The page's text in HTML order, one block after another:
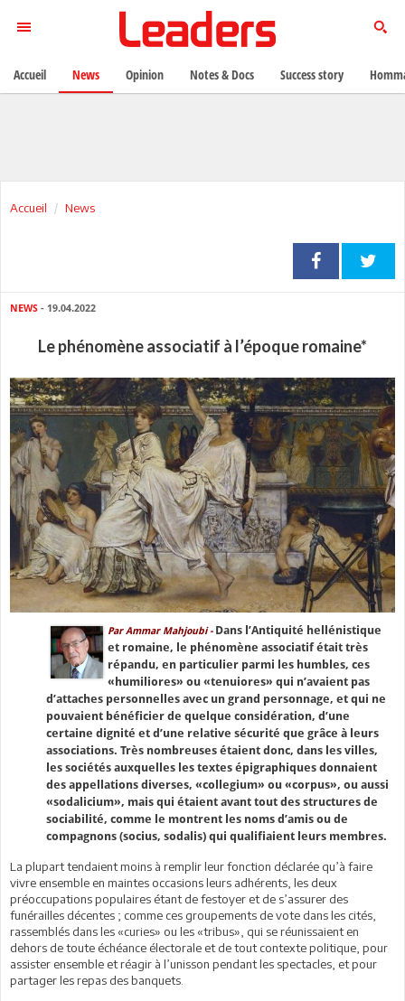
Accueil News
NEWS - 19.04.2022
Le phénomène associatif à l’époque romaine*
Par Ammar Mahjoubi -Dans l’Antiquité hellénistique
et romaine, le phénomène associatif était très
répandu, en particulier parmi les humbles, ces
«humiliores» ou «tenuiores» qui n’avaient pas
d’attaches personnelles avec un grand personnage, et qui ne
pouvaient bénéficier de quelque considération, d’une
certaine dignité et d’une relative sécurité que grâce à leurs
associations. Très nombreuses étaient donc, dans les villes,
les sociétés auxquelles les textes épigraphiques donnaient
des appellations diverses, «collegium» ou «corpus», ou aussi
«sodalicium», mais qui étaient avant tout des structures de
sociabilité, comme le montrent les noms d’amis ou de
compagnons (socius, sodalis) qui qualifiaient leurs membres.
La plupart tendaient moins à remplir leur fonction déclarée qu’à faire
vivre ensemble en maintes occasions leurs adhérents, les deux
préoccupations populaires étant de festoyer et de s’assurer des
funérailles décentes ; comme ces groupements de vote dans les cités,
rassemblés dans les «curies» ou les «tribus», qui se réunissaient en
dehors de toute échéance électorale et de tout contexte politique, pour
assister ensemble et réagir à l’unisson pendant les spectacles, et pour
partager les repas des banquets.
Accueil News Opinion Notes & Docs Success story